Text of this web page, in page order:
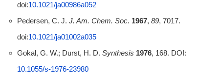
doi:10.1021/ja00986a052
Pedersen, C. J. J. Am. Chem. Soc. 1967, 89, 7017.
doi:10.1021/ja01002a035
Gokal, G. W.; Durst, H. D. Synthesis 1976, 168. DOI:
10.1055/s-1976-23980